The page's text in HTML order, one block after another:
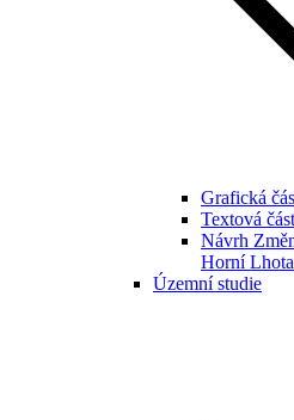
Grafická
Textová část
Návrh
Horní
Územní studie